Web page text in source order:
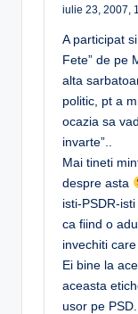
iulie 23, 2007,
A participat
Fete” de pe
alta
politic, pt a
ocazia sa
invarte”..
Mai tineti
despre asta
isti-PSDR-
ca fiind o
invechiti care
Ei bine la
aceasta
usor pe